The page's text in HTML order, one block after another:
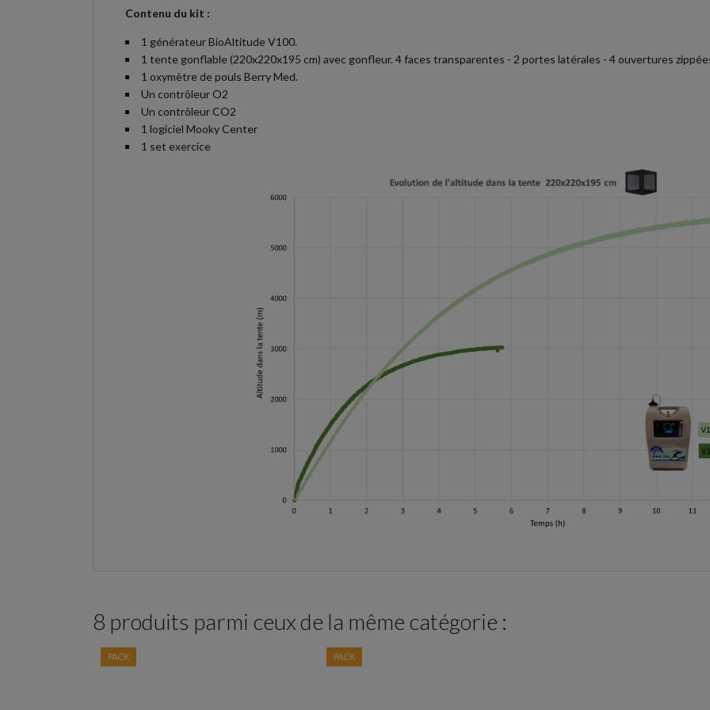
Contenu du kit :
1 générateur BioAltitude V100.
1 tente gonflable (220x220x195 cm) avec gonfleur. 4 faces transparentes - 2 portes latérales - 4 ouvertures
1 oxymètre de pouls Berry Med.
Un contrôleur O2
Un contrôleur CO2
1 logiciel Mooky Center
1 set exercice
8 produits parmi ceux de la même catégorie :
PACK PACK